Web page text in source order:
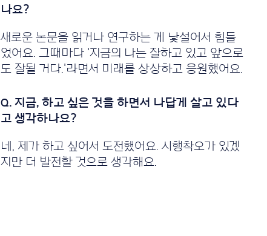
새로운 논문을 읽거나 연구하는 게 낯설어서 힘들
었어요. 그때마다 '지금의 나는 잘하고 있고 앞으로
도 잘될 거다.'라면서 미래를 상상하고 응원했어요.
네, 제가 하고 싶어서 도전했어요. 시행착오가 있겠
지만 더 발전할 것으로 생각해요.